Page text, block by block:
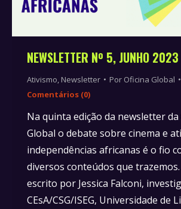
NEWSLETTER Nº 5, JUNHO 2023
Ativismo Newsletter Por Oficina Global
Comentários (0)
Na quinta edição da newsletter da
Global o debate sobre cinema e
independências africanas é o fio
diversos conteúdos que
escrito por Jessica Falconi,
CEsA/CSG/ISEG, Universidade de